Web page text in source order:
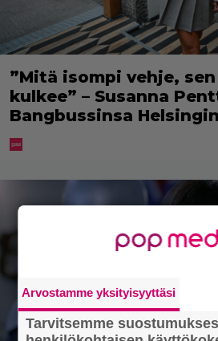
”Mitä isompi vehje,
kulkee” – Susanna
Bangbussinsa
Arvostamme yksityisyyttäsi
Tarvitsemme